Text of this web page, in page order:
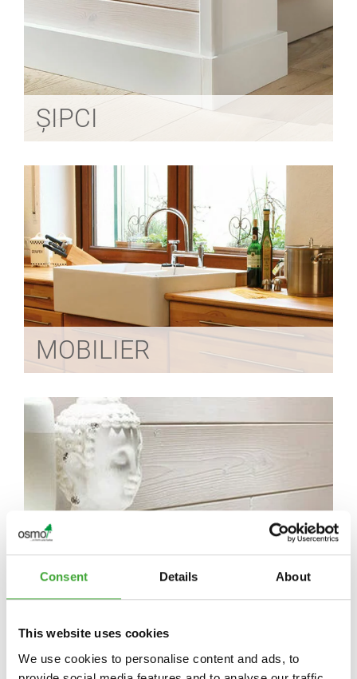
Consent Details About
This website uses cookies
We use cookies to personalise content and ads, to
ȘIPCI
MOBILIER
PEREȚI ȘI TAVANE